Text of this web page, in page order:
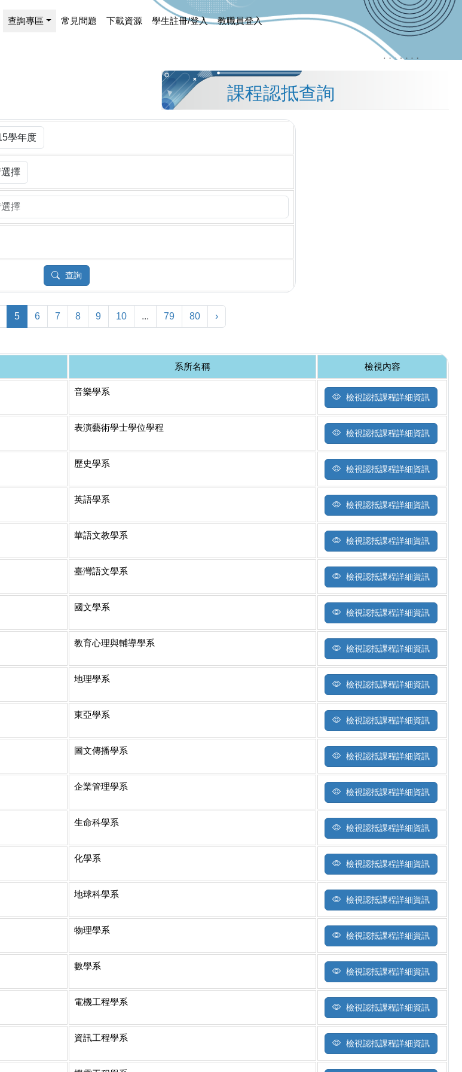
查詢專區 常見問題 下載資源 學生註冊/登入 教職員登入
課程認抵查詢
查詢
5 6 7 8 9 10 ... 79 80 ›
系所名稱 檢視內容
音樂學系
檢視認抵課程詳細資訊
表演藝術學士學位學程
檢視認抵課程詳細資訊
歷史學系
檢視認抵課程詳細資訊
英語學系
檢視認抵課程詳細資訊
華語文教學系
檢視認抵課程詳細資訊
臺灣語文學系
檢視認抵課程詳細資訊
國文學系
檢視認抵課程詳細資訊
教育心理與輔導學系
檢視認抵課程詳細資訊
地理學系
檢視認抵課程詳細資訊
東亞學系
檢視認抵課程詳細資訊
圖文傳播學系
檢視認抵課程詳細資訊
企業管理學系
檢視認抵課程詳細資訊
生命科學系
檢視認抵課程詳細資訊
化學系
檢視認抵課程詳細資訊
地球科學系
檢視認抵課程詳細資訊
物理學系
檢視認抵課程詳細資訊
數學系
檢視認抵課程詳細資訊
電機工程學系
檢視認抵課程詳細資訊
資訊工程學系
檢視認抵課程詳細資訊